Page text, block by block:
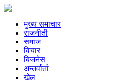
मुख्य समाचार
राजनीती
समाज
विचार
बिजनेस
अन्तर्वार्ता
खेल